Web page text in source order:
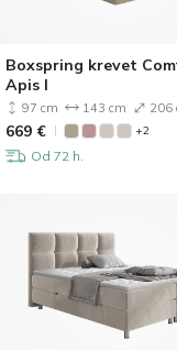
Boxspring krevet
Apis I
97 cm 143 cm 206
669 € +2
Od 72 h.